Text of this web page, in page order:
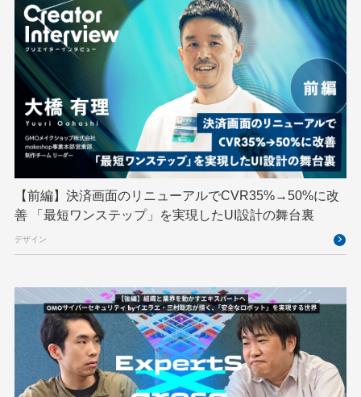
Perl PHPcon PHPerKaigi
Python RFC RPA Ruby
SECCON Selenium Spectrum Tokyo Meetup
splunk Takumi byGMO Terraform
TypeScript UI/UX vibe VLA VPN
VS Code XSS ZTNA
アドベントカレンダー
インターンシップ インハウス お名前.com
クリエイターインタビュー
サイバーセキュリティ サマーインターン スクラム
スパム対策 スペシャリスト セキュリティ
ソフトウェアサプライチェーン チームビルディング
デザイン ネットのセキュリティもGMO
【前編】決済画面のリニューアルでCVR35%→50%に改
善 「最短ワンステップ」を実現したUI設計の舞台裏
デザイン